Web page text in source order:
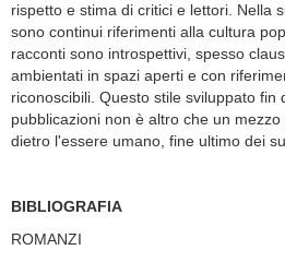
rispetto e stima di critici e lettori. Nella
sono continui riferimenti alla cultura
racconti sono introspettivi, spesso
ambientati in spazi aperti e con
riconoscibili. Questo stile sviluppato fin
pubblicazioni non è altro che un
dietro l'essere umano, fine ultimo dei
BIBLIOGRAFIA
ROMANZI